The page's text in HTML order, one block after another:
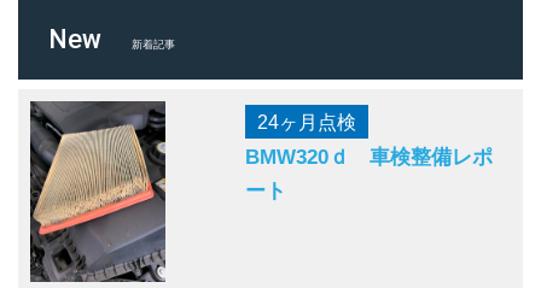
New 新着記事
24ヶ月点検
BMW320ｄ 車検整備レポ
ート